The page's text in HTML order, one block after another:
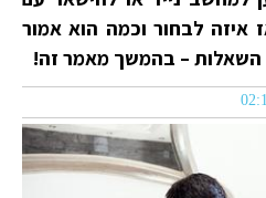
איזה לבחור וכמה הוא אמור
השאלות – בהמשך מאמר זה!